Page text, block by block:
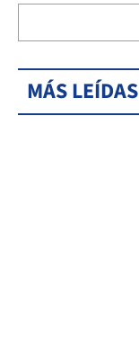
MÁS LEÍDAS